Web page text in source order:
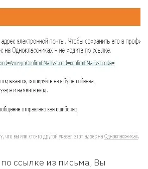
ссылке из письма, Вы